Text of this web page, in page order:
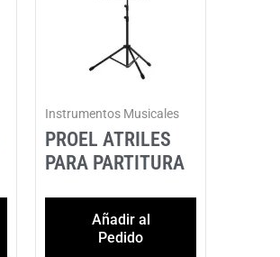
Instrumentos Musicales
PROEL ATRILES
PARA PARTITURA
Añadir al
Pedido